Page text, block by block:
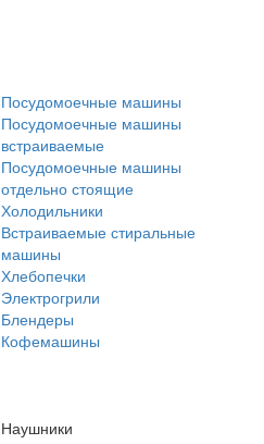
Посудомоечные машины
Посудомоечные машины
встраиваемые
Посудомоечные машины
отдельно стоящие
Холодильники
Встраиваемые стиральные
машины
Хлебопечки
Электрогрили
Блендеры
Кофемашины
Наушники